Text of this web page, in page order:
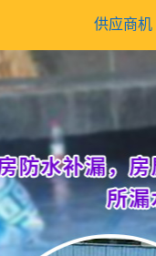
供应商机